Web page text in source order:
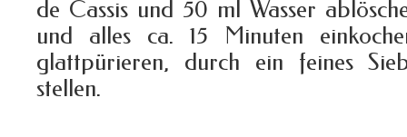
de Cassis und 50 ml Wasser
und alles ca. 15 Minuten
glattpürieren, durch ein feines
stellen.